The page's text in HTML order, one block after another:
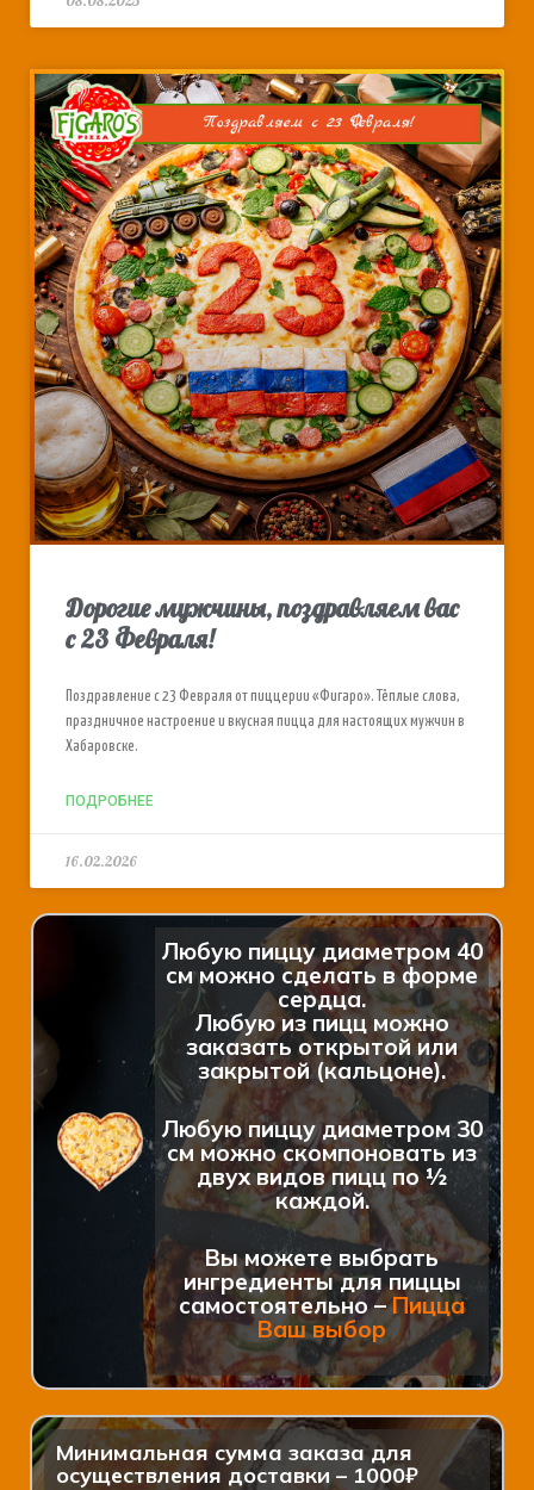
Дорогие мужчины, поздравляем вас
с 23 Февраля!
Поздравление с 23 Февраля от пиццерии «Фигаро». Тёплые слова,
праздничное настроение и вкусная пицца для настоящих мужчин в
Хабаровске.
ПОДРОБНЕЕ
16.02.2026
Любую пиццу диаметром 40
см можно сделать в форме
сердца.
Любую из пицц можно
заказать открытой или
закрытой (кальцоне).
Любую пиццу диаметром 30
см можно скомпоновать из
двух видов пицц по ½
каждой.
Вы можете выбрать
ингредиенты для пиццы
самостоятельно –Пицца
Ваш выбор
Минимальная сумма заказа для
осуществления доставки – 1000₽